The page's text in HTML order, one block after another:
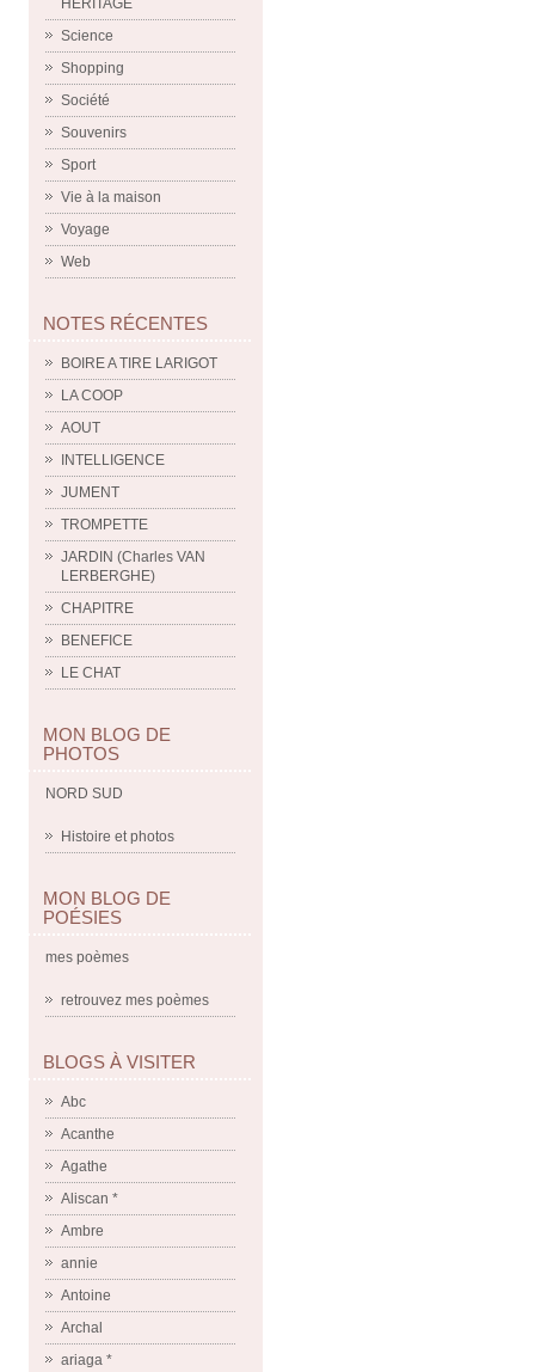
HERITAGE
Science
Shopping
Société
Souvenirs
Sport
Vie à la maison
Voyage
Web
NOTES RÉCENTES
BOIRE A TIRE LARIGOT
LA COOP
AOUT
INTELLIGENCE
JUMENT
TROMPETTE
JARDIN (Charles VAN
LERBERGHE)
CHAPITRE
BENEFICE
LE CHAT
MON BLOG DE
PHOTOS
NORD SUD
Histoire et photos
MON BLOG DE
POÉSIES
mes poèmes
retrouvez mes poèmes
BLOGS À VISITER
Abc
Acanthe
Agathe
Aliscan *
Ambre
annie
Antoine
Archal
ariaga *